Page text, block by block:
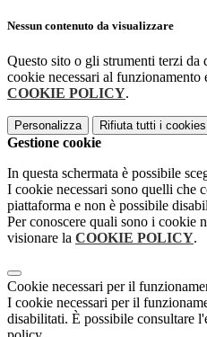
Nessun contenuto da visualizzare
Questo sito o gli strumenti terzi
cookie necessari al
COOKIE POLICY.
Personalizza Rifiuta tutti i cookies
Gestione cookie
In questa schermata è possibile
I cookie necessari sono quelli che
piattaforma e non è possibile
Per conoscere quali sono i cookie
visionare la COOKIE POLICY.
Cookie necessari per il
I cookie necessari per il
disabilitati. È possibile consultare